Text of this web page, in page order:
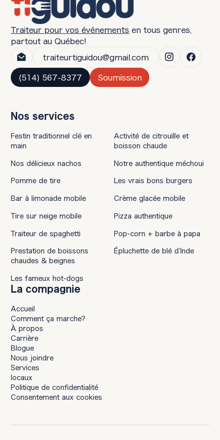
aliments frais, sains et savoureux!
Traiteur pour vos événements en tous genres,
partout au Québec!
traiteurtiguidou@gmail.com
(514) 567-8377
Soumission
Nos services
Festin traditionnel clé en
main
Activité de citrouille et
boisson chaude
Nos délicieux nachos
Notre authentique méchoui
Pomme de tire
Les vrais bons burgers
Bar à limonade mobile
Crème glacée mobile
Tire sur neige mobile
Pizza authentique
Traiteur de spaghetti
Pop-corn + barbe à papa
Prestation de boissons
chaudes & beignes
Épluchette de blé d’Inde
Les fameux hot-dogs
La compagnie
Accueil
Comment ça marche?
À propos
Carrière
Blogue
Nous joindre
Services
locaux
Politique de confidentialité
Consentement aux cookies